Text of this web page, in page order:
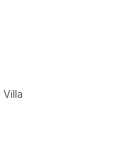
Villa